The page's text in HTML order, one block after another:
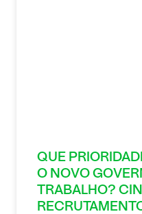
QUE
O NOVO
TRABALHO?